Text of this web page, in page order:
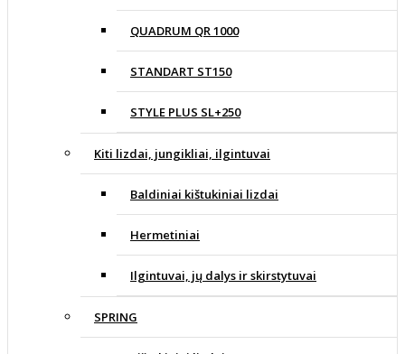
QUADRUM QR 1000
STANDART ST150
STYLE PLUS SL+250
Kiti lizdai, jungikliai, ilgintuvai
Baldiniai kištukiniai lizdai
Hermetiniai
Ilgintuvai, jų dalys ir skirstytuvai
SPRING